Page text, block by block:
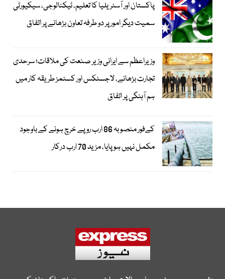
پاکستان اور آسٹریلیا کا تعلیم، ٹیکنالوجی، سیکیورٹی
سمیت دیگر امور پر دو طرفہ تعاون بڑھانے پر اتفاق
وزیراعظم سے ایرانی وزیر صنعت کی ملاقات؛ سرحدی
تجارت بڑھانے، لاجسٹکس اور کسٹمز طریقہ کار میں
ہم آہنگی پر اتفاق
کےفور منصوبہ 86 ارب روپے خرچ ہونے کے باوجود
مکمل نہیں ہوپایا، مزید 70 ارب درکار